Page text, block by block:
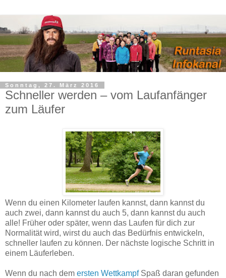
Sonntag, 27. März 2016
Schneller werden – vom Laufanfänger
zum Läufer
Wenn du einen Kilometer laufen kannst, dann kannst du
auch zwei, dann kannst du auch 5, dann kannst du auch
alle! Früher oder später, wenn das Laufen für dich zur
Normalität wird, wirst du auch das Bedürfnis entwickeln,
schneller laufen zu können. Der nächste logische Schritt in
einem Läuferleben.
Wenn du nach dem ersten WettkampfSpaß daran gefunden